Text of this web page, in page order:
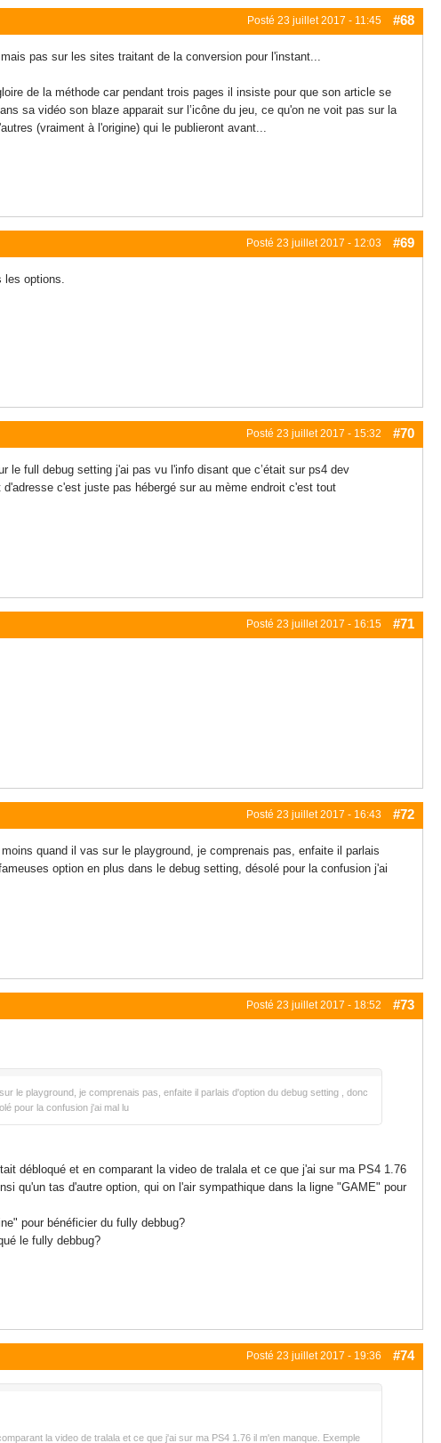
Posté 23 juillet 2017 - 11:45 #68
pas sur les sites traitant de la conversion pour l'instant...
de la méthode car pendant trois pages il insiste pour que son article se
sa vidéo son blaze apparait sur l’icône du jeu, ce qu'on ne voit pas sur la
(vraiment à l'origine) qui le publieront avant...
Posté 23 juillet 2017 - 12:03 #69
les options.
Posté 23 juillet 2017 - 15:32 #70
full debug setting j'ai pas vu l'info disant que c’était sur ps4 dev
c'est juste pas hébergé sur au mème endroit c'est tout
Posté 23 juillet 2017 - 16:15 #71
Posté 23 juillet 2017 - 16:43 #72
quand il vas sur le playground, je comprenais pas, enfaite il parlais
option en plus dans le debug setting, désolé pour la confusion j'ai
Posté 23 juillet 2017 - 18:52 #73
le playground, je comprenais pas, enfaite il parlais d'option du debug setting , donc
pour la confusion j'ai mal lu
débloqué et en comparant la video de tralala et ce que j'ai sur ma PS4 1.76
qu'un tas d'autre option, qui on l'air sympathique dans la ligne "GAME" pour
pour bénéficier du fully debbug?
le fully debbug?
Posté 23 juillet 2017 - 19:36 #74
la video de tralala et ce que j'ai sur ma PS4 1.76 il m'en manque. Exemple